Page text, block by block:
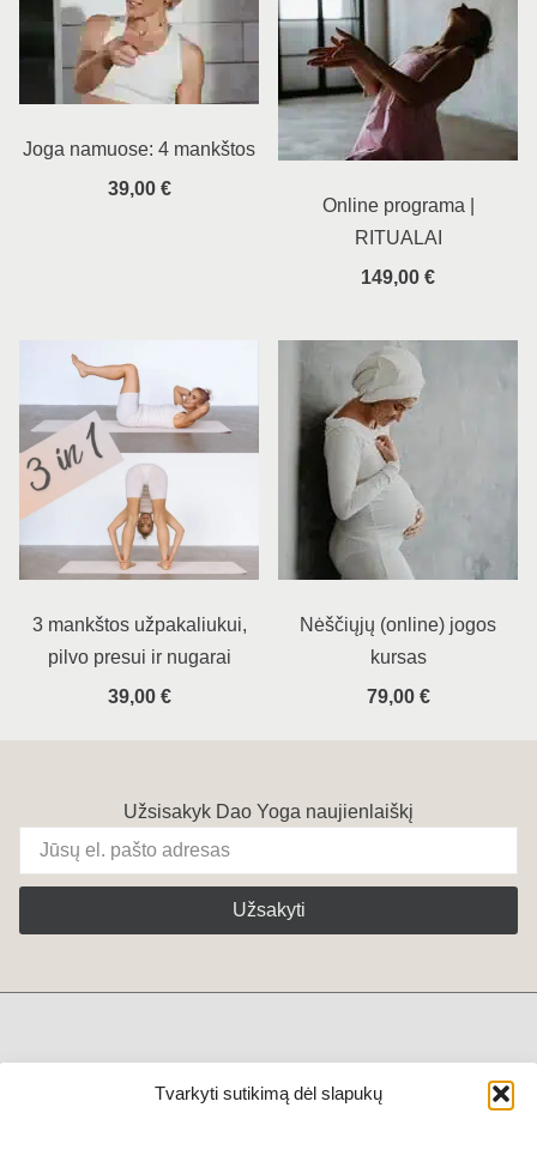
Tvarkyti sutikimą dėl slapukų
Joga namuose: 4 mankštos
39,00 €
Online programa |
RITUALAI
149,00 €
3 mankštos užpakaliukui,
pilvo presui ir nugarai
39,00 €
Nėščiųjų (online) jogos
kursas
79,00 €
Užsisakyk Dao Yoga naujienlaiškį
Užsakyti
+370 611 79444
Privatumo politika